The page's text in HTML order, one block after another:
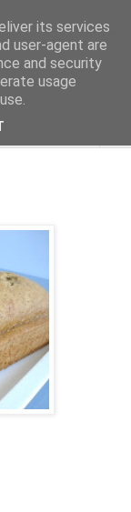
Gastronomía
its services
user-agent are
and security
usage